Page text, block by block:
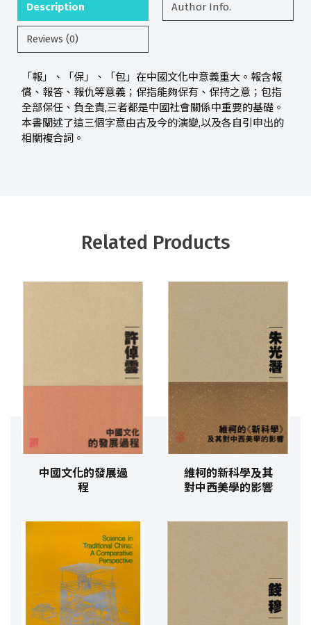
Description Author Info.
Reviews (0)
「報」、「保」、「包」在中國文化中意義重大。報含報
償、報答、報仇等意義；保指能夠保有、保持之意；包指
全部保任、負全責,三者都是中國社會關係中重要的基礎。
本書闡述了這三個字意由古及今的演變,以及各自引申出的
相關複合詞。
Related Products
中國文化的發展過
程
維柯的新科學及其
對中西美學的影響